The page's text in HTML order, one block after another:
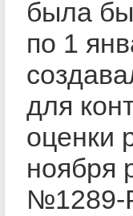
была
по 1
для
оценки
ноября
№1289-